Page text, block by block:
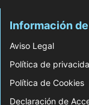
Información
Aviso Legal
Política de
Política de Cookies
Declaración de